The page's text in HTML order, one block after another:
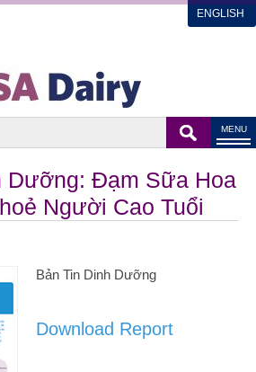
ENGLISH
MENU
Dưỡng: Đạm Sữa Hoa
Người Cao Tuổi
Bản Tin Dinh Dưỡng
Download Report